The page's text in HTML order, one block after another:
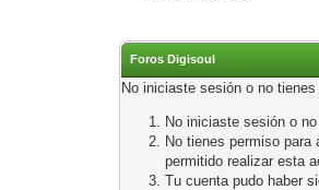
Foros Digisoul
No iniciaste sesión o no
No iniciaste sesión o
No tienes permiso
permitido realizar esta
Tu cuenta pudo haber